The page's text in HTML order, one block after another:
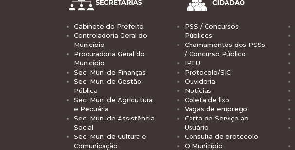
Gabinete do Prefeito
Controladoria Geral do
Município
Procuradoria Geral do
Município
Sec. Mun. de Finanças
Sec. Mun. de Gestão
Pública
Sec. Mun. de Agricultura
e Pecuária
Sec. Mun. de Assistência
Social
Sec. Mun. de Cultura e
Comunicação
PSS / Concursos
Públicos
Chamamentos dos PSSs
/ Concurso Público
IPTU
Protocolo/SIC
Ouvidoria
Notícias
Coleta de lixo
Vagas de emprego
Carta de Serviço ao
Usuário
Consulta de protocolo
O Município